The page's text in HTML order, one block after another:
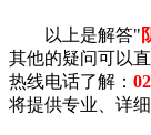
以上是解答"
其他的疑问可以
热线电话了解：
将提供专业、详细